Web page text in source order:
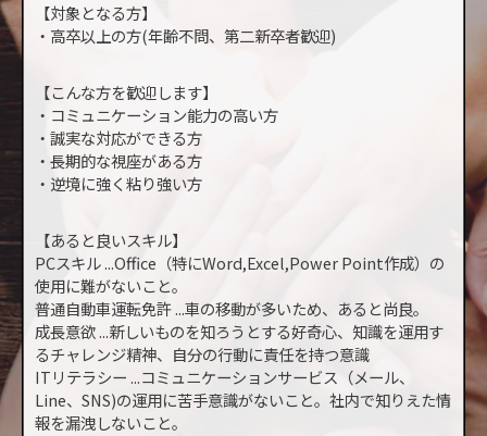
【対象となる方】
・高卒以上の方(年齢不問、第二新卒者歓迎)
【こんな方を歓迎します】
・コミュニケーション能力の高い方
・誠実な対応ができる方
・長期的な視座がある方
・逆境に強く粘り強い方
【あると良いスキル】
PCスキル ...Office（特にWord,Excel,Power Point作成）の
使用に難がないこと。
普通自動車運転免許 ...車の移動が多いため、あると尚良。
成長意欲 ...新しいものを知ろうとする好奇心、知識を運用す
るチャレンジ精神、自分の行動に責任を持つ意識
ITリテラシー ...コミュニケーションサービス（メール、
Line、SNS)の運用に苦手意識がないこと。社内で知りえた情
報を漏洩しないこと。